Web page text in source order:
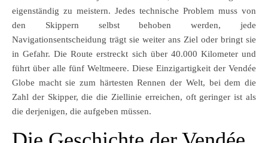
eigenständig zu meistern. Jedes technische Problem muss von
den Skippern selbst behoben werden, jede
Navigationsentscheidung trägt sie weiter ans Ziel oder bringt sie
in Gefahr. Die Route erstreckt sich über 40.000 Kilometer und
führt über alle fünf Weltmeere. Diese Einzigartigkeit der Vendée
Globe macht sie zum härtesten Rennen der Welt, bei dem die
Zahl der Skipper, die die Ziellinie erreichen, oft geringer ist als
die derjenigen, die aufgeben müssen.